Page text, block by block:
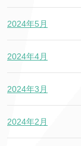
2024年5月
2024年4月
2024年3月
2024年2月